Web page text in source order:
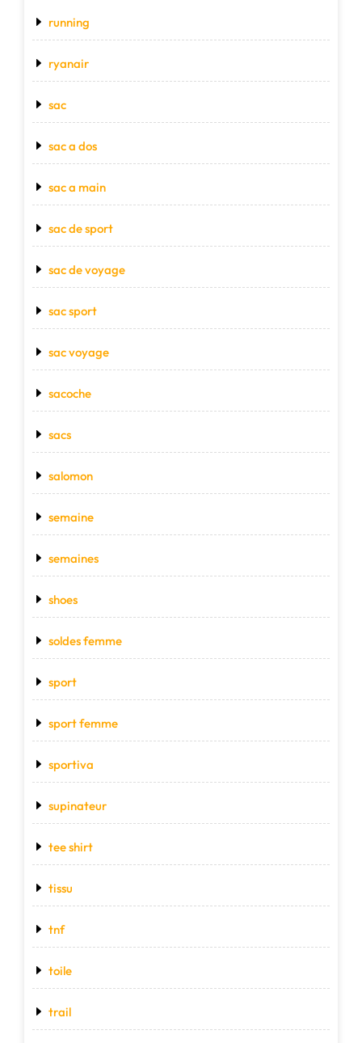
running
ryanair
sac
sac a dos
sac a main
sac de sport
sac de voyage
sac sport
sac voyage
sacoche
sacs
salomon
semaine
semaines
shoes
soldes femme
sport
sport femme
sportiva
supinateur
tee shirt
tissu
tnf
toile
trail